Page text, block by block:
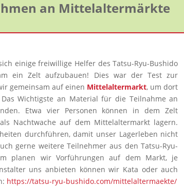
an Mittelaltermärkte
einige freiwillige Helfer des Tatsu-Ryu-Bushido
ein Zelt aufzubauen! Dies war der Test zur
gemeinsam auf einen Mittelaltermarkt, um dort
Wichtigste an Material für die Teilnahme an
Etwa vier Personen können in dem Zelt
Nachtwache auf dem Mittelaltermarkt lagern.
durchführen, damit unser Lagerleben nicht
gerne weitere Teilnehmer aus den Tatsu-Ryu-
planen wir Vorführungen auf dem Markt, je
uns anbieten können wir Kata oder auch
https://tatsu-ryu-bushido.com/mittelaltermaekte/